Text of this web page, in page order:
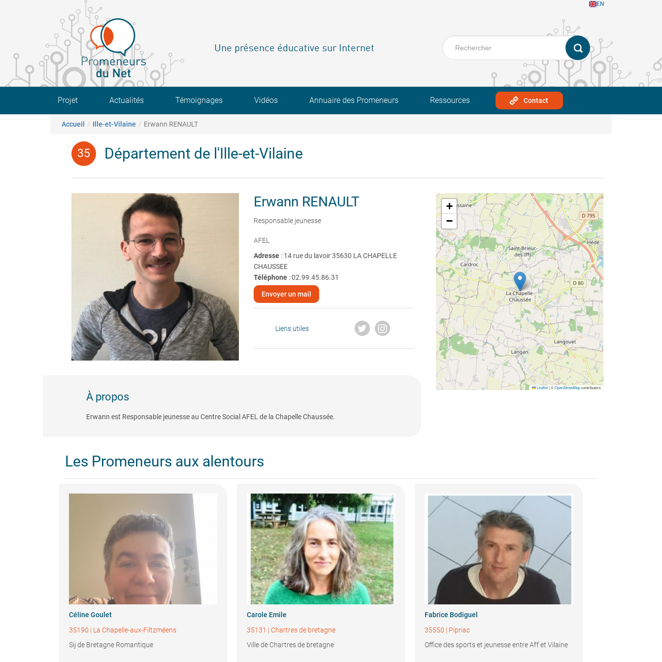
EN
Une présence éducative sur Internet
Main navigation
Projet Actualités Témoignages Vidéos Annuaire des Promeneurs Ressources Contact
Fil d'Ariane
Accueil Ille-et-Vilaine Erwann RENAULT
Département de l'Ille-et-Vilaine
Erwann RENAULT
Responsable jeunesse
AFEL
Adresse : 14 rue du lavoir 35630 LA CHAPELLE
CHAUSSEE
Téléphone:02.99.45.86.31
Envoyer un mail
Liens utiles
À propos
Erwann est Responsable jeunesse au Centre Social AFEL de la Chapelle Chaussée.
+
−
Leaflet |©OpenStreetMapcontributors
Les Promeneurs aux alentours
Céline Goulet
35190 | La Chapelle-aux-Filtzméens
Sij de Bretagne Romantique
Carole Emile
35131 | Chartres de bretagne
Ville de Chartres de bretagne
Fabrice Bodiguel
35550 | Pipriac
Office des sports et jeunesse entre Aff et Vilaine